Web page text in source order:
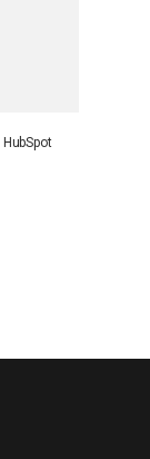
HubSpot